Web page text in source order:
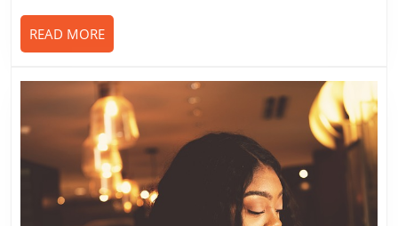
READ MOREREAD
MORE